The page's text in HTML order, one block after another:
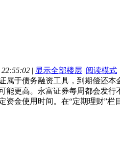
| 显示全部楼层 |阅读模式
属于债务融资工具，到期偿还
能更高。永富证券每周都会发
资金使用时间。在“定期理财”栏